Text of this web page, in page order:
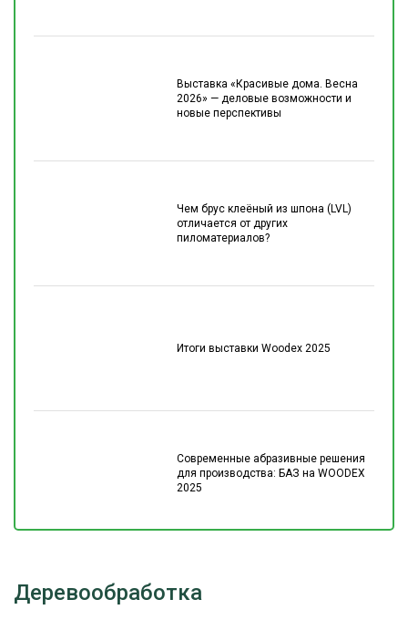
Выставка «Красивые дома. Весна
2026» — деловые возможности и
новые перспективы
Чем брус клеёный из шпона (LVL)
отличается от других
пиломатериалов?
Итоги выставки Woodex 2025
Современные абразивные решения
для производства: БАЗ на WOODEX
2025
Деревообработка